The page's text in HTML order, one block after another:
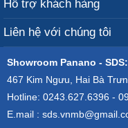
Hỗ trợ khách hàng
Liên hệ với chúng tôi
Showroom Panano - SDS:
467 Kim Ngưu, Hai Bà
Hotline: 0243.627.6396 -
E.mail :